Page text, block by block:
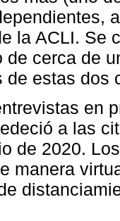
la ACLI. Se
de cerca de
de estas dos
en
a las
de 2020.
manera